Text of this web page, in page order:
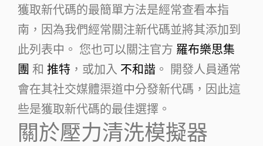
獲取新代碼的最簡單方法是經常查看本指
南，因為我們經常關注新代碼並將其添加到
此列表中。 您也可以關注官方 羅布樂思集
團 和 推特 ，或加入 不和諧 。 開發人員通常
會在其社交媒體渠道中分發新代碼，因此這
些是獲取新代碼的最佳選擇。
關於壓力清洗模擬器